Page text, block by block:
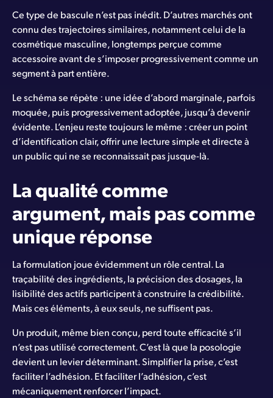
Ce type de bascule n’est pas inédit. D’autres marchés ont
connu des trajectoires similaires, notamment celui de la
cosmétique masculine, longtemps perçue comme
accessoire avant de s’imposer progressivement comme un
segment à part entière.
Le schéma se répète : une idée d’abord marginale, parfois
moquée, puis progressivement adoptée, jusqu’à devenir
évidente. L’enjeu reste toujours le même : créer un point
d’identification clair, offrir une lecture simple et directe à
un public qui ne se reconnaissait pas jusque-là.
La qualité comme
argument, mais pas comme
unique réponse
La formulation joue évidemment un rôle central. La
traçabilité des ingrédients, la précision des dosages, la
lisibilité des actifs participent à construire la crédibilité.
Mais ces éléments, à eux seuls, ne suffisent pas.
Un produit, même bien conçu, perd toute efficacité s’il
n’est pas utilisé correctement. C’est là que la posologie
devient un levier déterminant. Simplifier la prise, c’est
faciliter l’adhésion. Et faciliter l’adhésion, c’est
mécaniquement renforcer l’impact.